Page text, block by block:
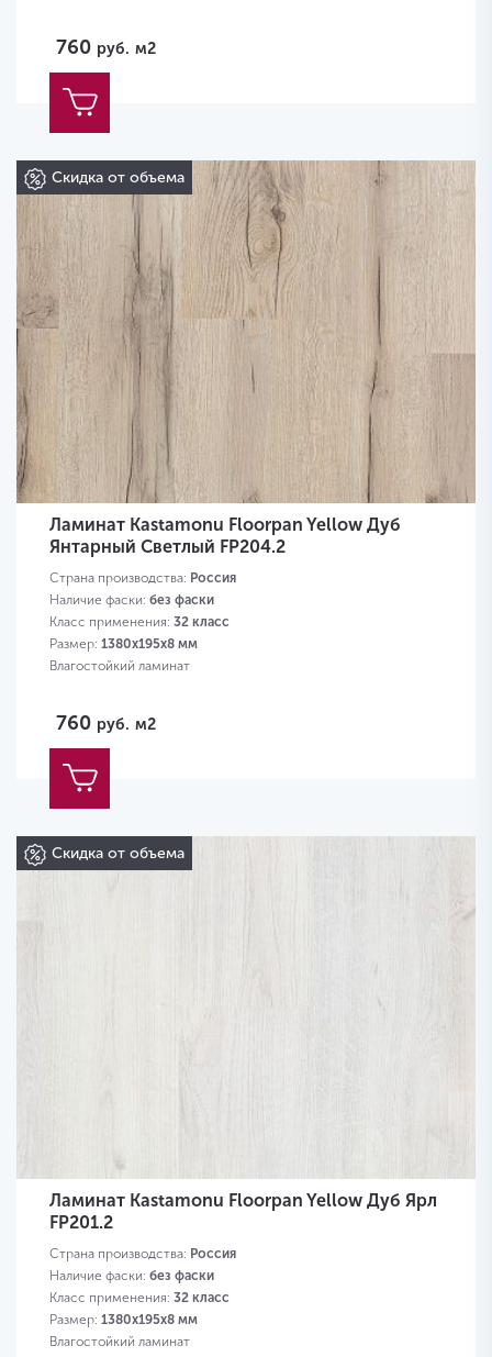
760 руб. м2
Скидка от объема
Ламинат Kastamonu Floorpan Yellow Дуб
Янтарный Светлый FP204.2
Страна производства: Россия
Наличие фаски: без фаски
Класс применения: 32 класс
Размер: 1380х195х8 мм
Влагостойкий ламинат
760 руб. м2
Скидка от объема
Ламинат Kastamonu Floorpan Yellow Дуб Ярл
FP201.2
Страна производства: Россия
Наличие фаски: без фаски
Класс применения: 32 класс
Размер: 1380х195х8 мм
Влагостойкий ламинат